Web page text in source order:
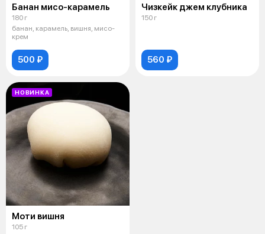
Банан мисо-карамель
180 г
банан, карамель, вишня, мисо-
крем
500 ₽
Чизкейк джем клубника
150 г
560 ₽
НОВИНКА
Моти вишня
105 г